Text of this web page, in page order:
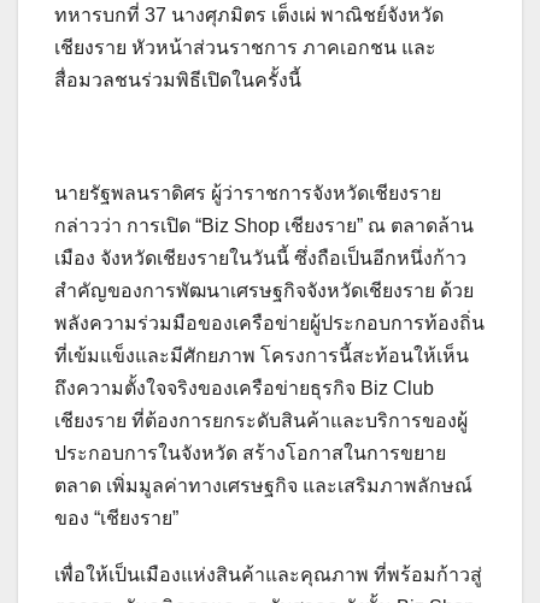
ทหารบกที่ 37 นางศุภมิตร เต็งเผ่ พาณิชย์จังหวัด
เชียงราย หัวหน้าส่วนราชการ ภาคเอกชน และ
สื่อมวลชนร่วมพิธีเปิดในครั้งนี้
นายรัฐพลนราดิศร ผู้ว่าราชการจังหวัดเชียงราย
กล่าวว่า การเปิด “Biz Shop เชียงราย” ณ ตลาดล้าน
เมือง จังหวัดเชียงรายในวันนี้ ซึ่งถือเป็นอีกหนึ่งก้าว
สำคัญของการพัฒนาเศรษฐกิจจังหวัดเชียงราย ด้วย
พลังความร่วมมือของเครือข่ายผู้ประกอบการท้องถิ่น
ที่เข้มแข็งและมีศักยภาพ โครงการนี้สะท้อนให้เห็น
ถึงความตั้งใจจริงของเครือข่ายธุรกิจ Biz Club
เชียงราย ที่ต้องการยกระดับสินค้าและบริการของผู้
ประกอบการในจังหวัด สร้างโอกาสในการขยาย
ตลาด เพิ่มมูลค่าทางเศรษฐกิจ และเสริมภาพลักษณ์
ของ “เชียงราย”
เพื่อให้เป็นเมืองแห่งสินค้าและคุณภาพ ที่พร้อมก้าวสู่